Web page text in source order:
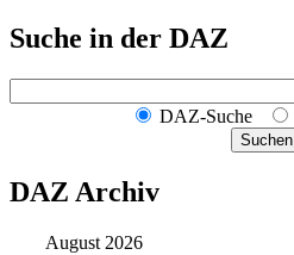
Suche in der DAZ
DAZ-Suche
Suchen
DAZ Archiv
August 2026